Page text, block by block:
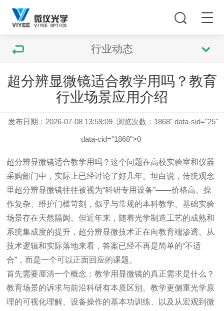
行业动态
超分辨显微镜适合教学用吗？教育
行业场景应用介绍
发布日期：2026-07-08 13:59:09 浏览次数： 1868" data-sid="25"
data-cid="1868">0
超分辨显微镜适合教学用吗？这个问题在高校实验室和仪器
采购部门中，实际上已经讨论了好几年。坦白说，传统观念
里超分辨显微镜往往被视为“科研专用设备”——价格高、操
作复杂、维护门槛苛刻，似乎与常规的本科教学、基础实验
场景存在天然隔阂。但近年来，随着光学制造工艺的成熟和
系统集成度的提升，超分辨显微技术正在向教育端渗透。从
技术逻辑和实际落地来看，答案已经不再是简单的“不适
合”，而是一个可以正面回应的课题。
首先需要厘清一个概念：教学用显微镜的真正需求是什么？
教育场景的诉求与前沿科研有本质区别。教学更侧重光学原
理的可视化理解、设备操作的基本功训练、以及从宏观到微